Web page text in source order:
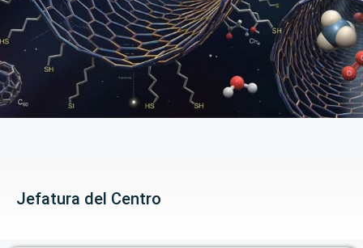
Jefatura del Centro